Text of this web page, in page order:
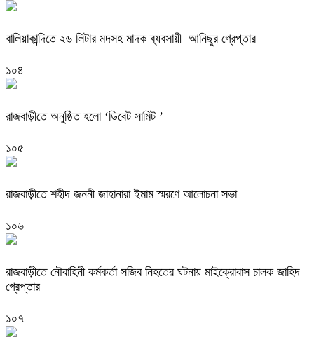
বালিয়াকান্দিতে ২৬ লিটার মদসহ মাদক ব্যবসায়ী আনিছুর গ্রেপ্তার
১০৪
রাজবাড়ীতে অনুষ্ঠিত হলো ‘ডিবেট সামিট ’
১০৫
রাজবাড়ীতে শহীদ জননী জাহানারা ইমাম স্মরণে আলোচনা সভা
১০৬
রাজবাড়ীতে নৌবাহিনী কর্মকর্তা সজিব নিহতের ঘটনায় মাইক্রোবাস চালক জাহিদ
গ্রেপ্তার
১০৭